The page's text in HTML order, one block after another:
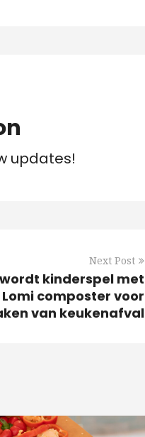
updates!
Next Post
kinderspel met
composter voor
van keukenafval